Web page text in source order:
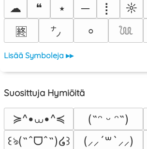
☁
❝ ⭑ ─ ⡇ ☼
🈡
㌨ ⸰ 𓆙
Lisää Symboleja ▸▸
Suosittuja Hymiöitä
≽^•⩊•^≼ (˶ᵔ ᵕ ᵔ˶)
꒰ঌ(˶ˆᗜˆ˵)໒꒱
(⸝⸝´꒳`⸝⸝)